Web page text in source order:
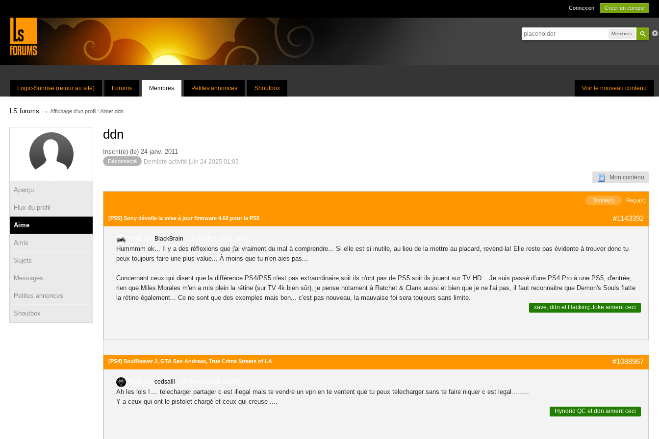
Connexion Créer un compte
Membres
Voir le nouveau contenu
Logic-Sunrise (retour au site) Forums Membres Petites annonces Shoutbox
LS forums → Affichage d'un profil : Aime: ddn
Aperçu
Flux du profil
Aime
Amis
Sujets
Messages
Petites annonces
Shoutbox
ddn
Inscrit(e) (le) 24 janv. 2011
Déconnecté Dernière activité juin 24 2025 01:03
Mon contenu
Donné(s) Reçu(s)
#1143392
[PS5] Sony dévoile la mise à jour firmware 4.02 pour la PS5
BlackBrain
Hummmm ok... Il y a des réflexions que j'ai vraiment du mal à comprendre... Si elle est si inutile, au lieu de la mettre au placard, revend-la! Elle reste pas évidente à trouver donc tu
peux toujours faire une plus-value... À moins que tu n'en aies pas...
Concernant ceux qui disent que la différence PS4/PS5 n'est pas extraordinaire,soit ils n'ont pas de PS5 soit ils jouent sur TV HD... Je suis passé d'une PS4 Pro à une PS5, d'entrée,
rien que Miles Morales m'en a mis plein la rétine (sur TV 4k bien sûr), je pense notament à Ratchet & Clank aussi et bien que je ne l'ai pas, il faut reconnaitre que Demon's Souls flatte
la rétine également... Ce ne sont que des exemples mais bon... c'est pas nouveau, la mauvaise foi sera toujours sans limite.
xave, ddn et Hacking Joke aiment ceci
#1088967
[PS4] SoulReaver 2, GTA San Andreas, True Crime Streets of LA
cedsaill
Ah les lois !.... telecharger partager c est illegal mais te vendre un vpn en te ventent que tu peux telecharger sans te faire niquer c est legal.........
Y a ceux qui ont le pistolet chargé et ceux qui creuse ....
Hyndrid QC etddn aiment ceci